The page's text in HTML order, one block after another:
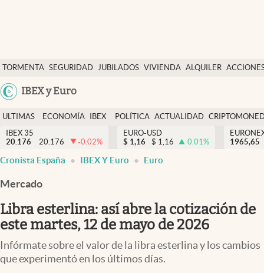
TORMENTA SEGURIDAD JUBILADOS VIVIENDA ALQUILER
USA
IBEX y Euro
Economía y finanzas
Política
Actualidad
Criptomonedas
España
ULTIMAS
NOTICIAS
ECONOMÍA
FINANZAS
IBEX
EURO
POLÍTICA ACTUALIDAD
IBEX 35
20.176
20.176 -0.02%
EURO-USD
$ 1,16 $ 1,16 0.01%
1965,65
Cronista España IBEX Y Euro Euro
Mercado
Libra esterlina: así abre la cotización de
este martes, 12 de mayo de 2026
Infórmate sobre el valor de la libra esterlina y los cambios
que experimentó en los últimos días.